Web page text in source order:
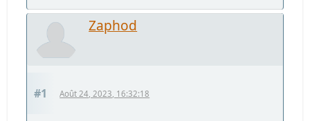
Zaphod
#1 Août 24, 2023, 16:32:18